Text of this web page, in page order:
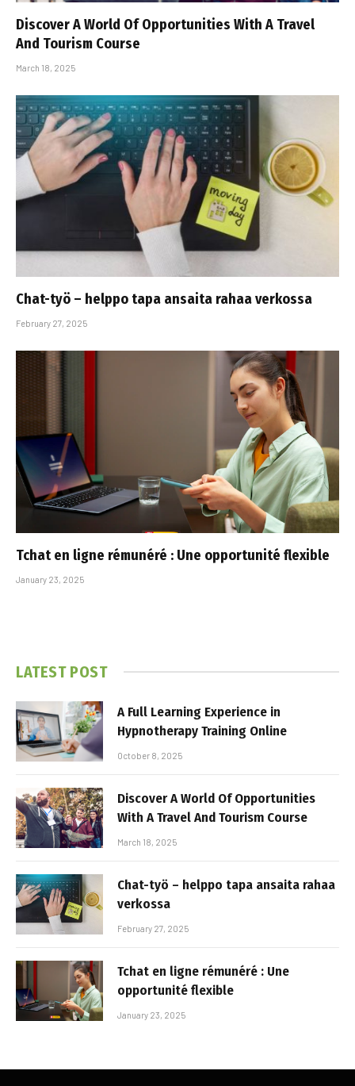
Discover A World Of Opportunities With A Travel
And Tourism Course
March 18, 2025
Chat-työ – helppo tapa ansaita rahaa verkossa
February 27, 2025
Tchat en ligne rémunéré : Une opportunité flexible
January 23, 2025
LATEST POST
A Full Learning Experience in
Hypnotherapy Training Online
October 8, 2025
Discover A World Of Opportunities
With A Travel And Tourism Course
March 18, 2025
Chat-työ – helppo tapa ansaita rahaa
verkossa
February 27, 2025
Tchat en ligne rémunéré : Une
opportunité flexible
January 23, 2025